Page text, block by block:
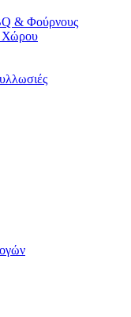
& Φούρνους
Χώρου